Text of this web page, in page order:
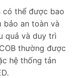
có thể được bao
an toàn và
quả và duy trì
thường được
hệ thống tản